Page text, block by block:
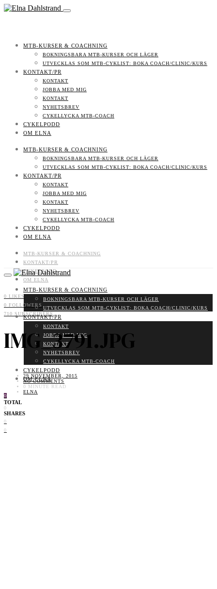
MTB-KURSER & COACHNING
BOKNINGSBARA MTB-KURSER OCH LÄGER
UTVECKLAS SOM MTB-CYKLIST: BOKA COACH/CLINIC/KURS
KONTAKT/PR
KONTAKT
JOBBA MED MIG
KONTAKT
NYHETSBREV
CYKELLYCKA MTB-COACH
CYKELPODD
OM ELNA
MTB-KURSER & COACHNING
BOKNINGSBARA MTB-KURSER OCH LÄGER
UTVECKLAS SOM MTB-CYKLIST: BOKA COACH/CLINIC/KURS
KONTAKT/PR
KONTAKT
JOBBA MED MIG
KONTAKT
NYHETSBREV
CYKELLYCKA MTB-COACH
CYKELPODD
OM ELNA
MTB-KURSER & COACHNING
KONTAKT/PR
CYKELPODD
OM ELNA
0 LIKES
0 FOLLOWERS
710 SUBSCRIBERS
MTB-KURSER & COACHNING
BOKNINGSBARA MTB-KURSER OCH LÄGER
UTVECKLAS SOM MTB-CYKLIST: BOKA COACH/CLINIC/KURS
KONTAKT/PR
KONTAKT
JOBBA MED MIG
KONTAKT
NYHETSBREV
CYKELLYCKA MTB-COACH
CYKELPODD
OM ELNA
0
IMG_3791.JPG
29 NOVEMBER, 2015
NO COMMENTS
0 MINUTE READ
ELNA
TOTAL
0
SHARES
0
0